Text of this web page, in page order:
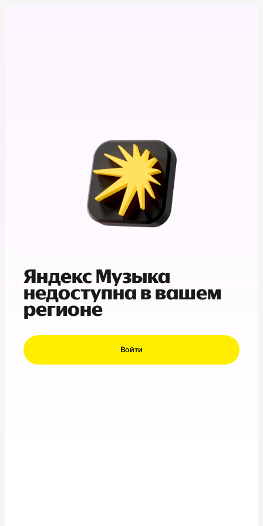
Яндекс Музыка
недоступна в вашем
регионе
Войти